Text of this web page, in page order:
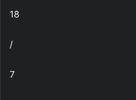
18
/
7